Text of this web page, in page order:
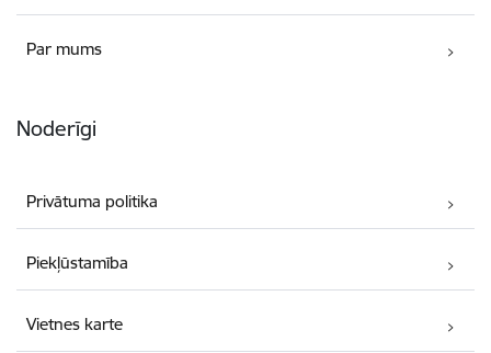
Par mums
Noderīgi
Privātuma politika
Piekļūstamība
Vietnes karte